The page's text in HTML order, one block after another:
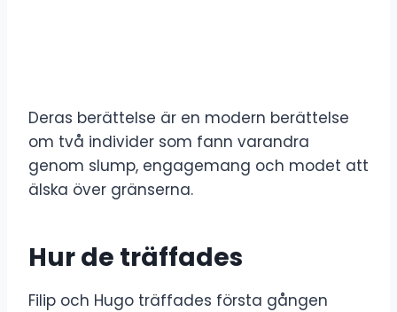
Deras berättelse är en modern berättelse
om två individer som fann varandra
genom slump, engagemang och modet att
älska över gränserna.
Hur de träffades
Filip och Hugo träffades första gången